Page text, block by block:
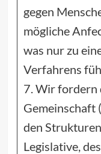
gegen
mögliche
was nur zu
Verfahrens
7. Wir fordern
Gemeinschaft
den
Legislative,